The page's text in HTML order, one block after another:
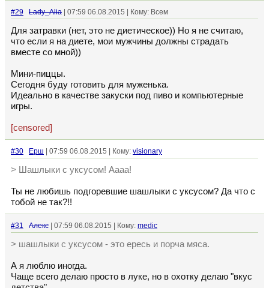
#29 Lady_Alia | 07:59 06.08.2015 | Кому: Всем
Для затравки (нет, это не диетическое)) Но я не считаю,
что если я на диете, мои мужчины должны страдать
вместе со мной))
Мини-пиццы.
Сегодня буду готовить для муженька.
Идеально в качестве закуски под пиво и компьютерные
игры.
[censored]
#30 Ерш | 07:59 06.08.2015 | Кому: visionary
> Шашлыки с уксусом! Аааа!
Ты не любишь подгоревшие шашлыки с уксусом? Да что с
тобой не так?!!
#31 Алекс | 07:59 06.08.2015 | Кому: medic
> шашлыки с уксусом - это ересь и порча мяса.
А я люблю иногда.
Чаще всего делаю просто в луке, но в охотку делаю "вкус